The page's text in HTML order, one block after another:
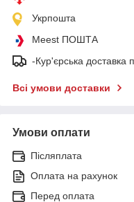
Укрпошта
Meest ПОШТА
-Кур'єрська доставка
Всі умови доставки
Умови оплати
Післяплата
Оплата на рахунок
Перед оплата